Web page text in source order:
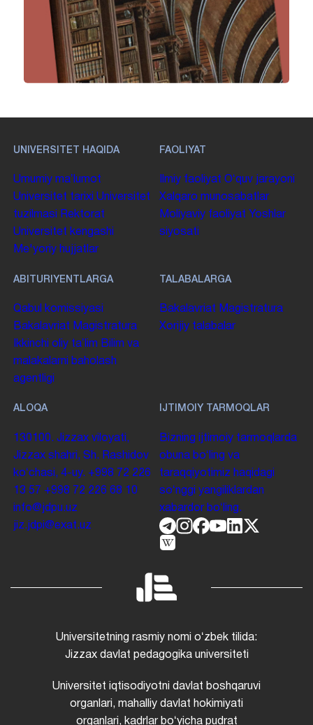
UNIVERSITET HAQIDA
Umumiy maʼlumot
Universitet tarixi Universitet
tuzilmasi
Rektorat
Universitet kengashi
Me'yoriy hujjatlar
FAOLIYAT
Ilmiy faoliyat Oʻquv jarayoni
Xalqaro munosabatlar
Moliyaviy faoliyat Yoshlar
siyosati
ABITURIYENTLARGA
Qabul komissiyasi
Bakalavriat Magistratura
Ikkinchi oliy taʼlim Bilim va
malakalarni baholash
agentligi
TALABALARGA
Bakalavriat Magistratura
Xorijiy talabalar
ALOQA
130100. Jizzax viloyati,
Jizzax shahri, Sh. Rashidov
koʻchasi, 4-uy. +998 72 226
13 57 +998 72 226 68 10
info@jdpu.uz
jiz.jdpi@exat.uz
IJTIMOIY TARMOQLAR
Bizning ijtimoiy tarmoqlarda
obuna boʻling va
taraqqiyotimiz haqidagi
soʻnggi yangiliklardan
xabardor boʻling.
Universitetning rasmiy nomi oʻzbek tilida:
Jizzax davlat pedagogika universiteti
Universitet iqtisodiyotni davlat boshqaruvi
organlari, mahalliy davlat hokimiyati
organlari, kadrlar boʻyicha pudrat